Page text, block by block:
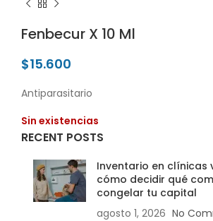
Fenbecur X 10 Ml
$15.600
Antiparasitario
Sin existencias
RECENT POSTS
Inventario en clínicas
cómo decidir qué
congelar tu capital
agosto 1, 2026 No